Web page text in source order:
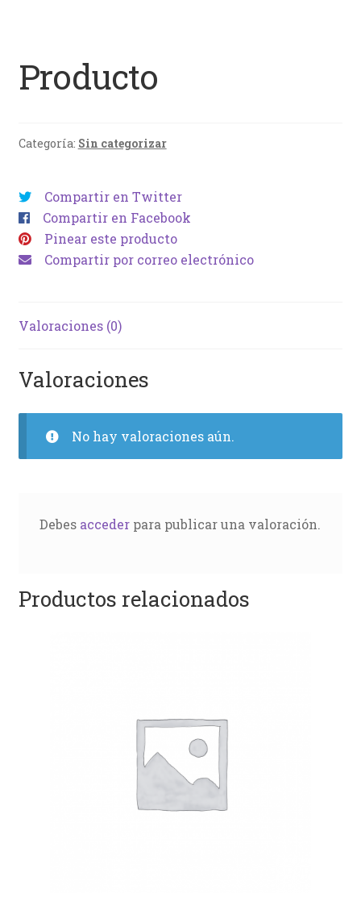
Producto
Categoría: Sin categorizar
Compartir en Twitter
Compartir en Facebook
Pinear este producto
Compartir por correo electrónico
Valoraciones (0)
Valoraciones
No hay valoraciones aún.
Debes accederpara publicar una valoración.
Productos relacionados